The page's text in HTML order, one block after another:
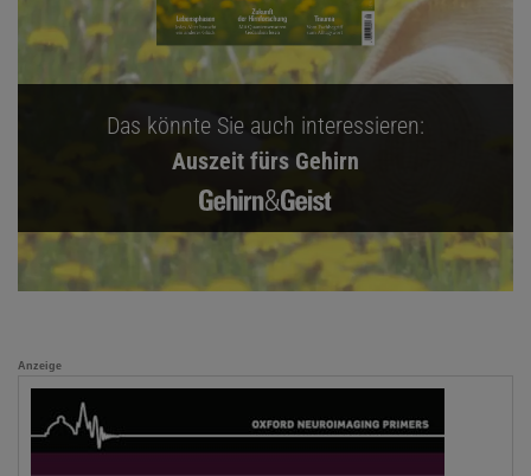
Das könnte Sie auch interessieren:
Auszeit fürs Gehirn
Anzeige